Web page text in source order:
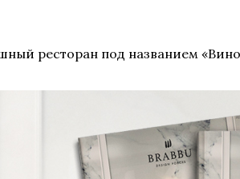
ресторан под названием